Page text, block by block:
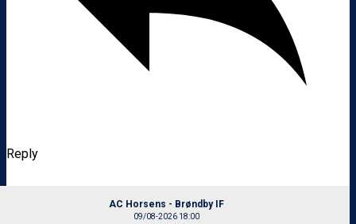
Reply
AC Horsens - Brøndby IF
09/08-2026 18:00